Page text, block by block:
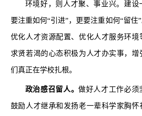
环境好，则人才聚、事业兴。建设
要注重如何“引进”，更要注重如何“留住
优化人才资源配置、优化人才服务环境
求贤若渴的心态积极为人才办实事，增
们真正在学校扎根。
政治感召留人。做好人才工作必须
鼓励人才继承和发扬老一辈科学家胸怀